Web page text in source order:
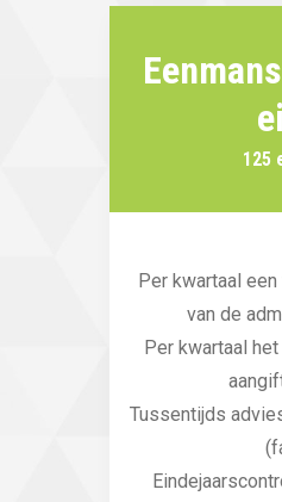
125
Per kwartaal
van de
Per kwartaal
Tussentijds